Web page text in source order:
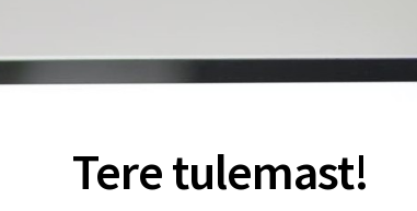
Tere tulemast!